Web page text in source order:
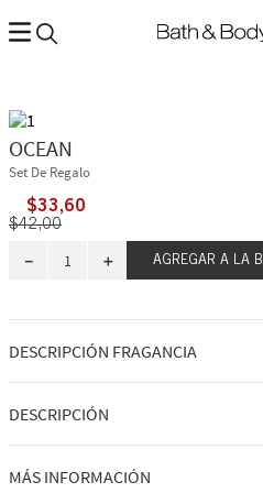
OCEAN
Set De Regalo
$33,60
$42,00
＋
－ AGREGAR A LA
DESCRIPCIÓN FRAGANCIA
DESCRIPCIÓN
Qué hace: hace que regalar sea muy
MÁS INFORMACIÓN